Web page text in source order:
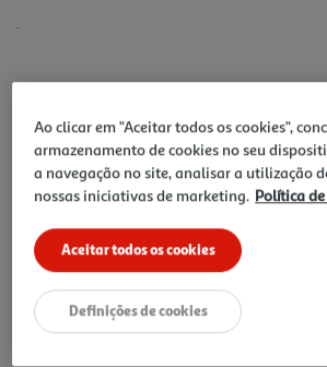
66,49 €
Notas de preparação
Ao clicar em "Aceitar todos os cookies",
armazenamento de cookies no seu
a navegação no site, analisar a utilização
nossas iniciativas de marketing. Política
Aceitar todos os cookies
Definições de cookies